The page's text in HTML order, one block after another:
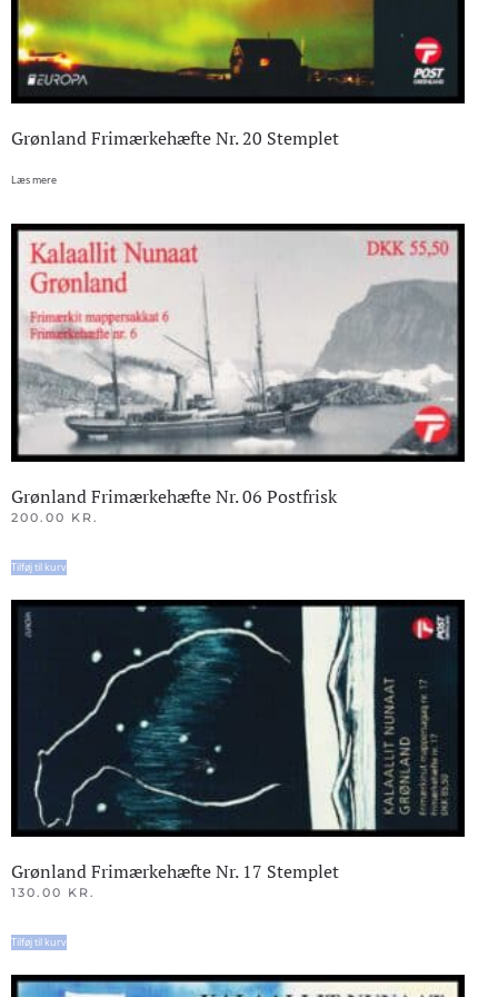
Grønland Frimærkehæfte Nr. 20 Stemplet
Læs mere
Grønland Frimærkehæfte Nr. 06 Postfrisk
200.00 KR.
Tilføj til kurv
Grønland Frimærkehæfte Nr. 17 Stemplet
130.00 KR.
Tilføj til kurv